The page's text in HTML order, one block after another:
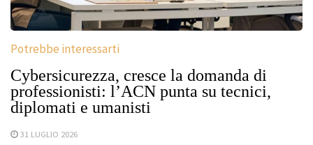
Potrebbe interessarti
Cybersicurezza, cresce la domanda di
professionisti: l’ACN punta su tecnici,
diplomati e umanisti
31 LUGLIO 2026